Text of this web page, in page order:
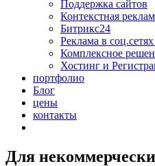
Поддержка сайтов
Контекстная
Битрикс24
Реклама в
Комплексное
Хостинг и
портфолио
Блог
цены
контакты
Для